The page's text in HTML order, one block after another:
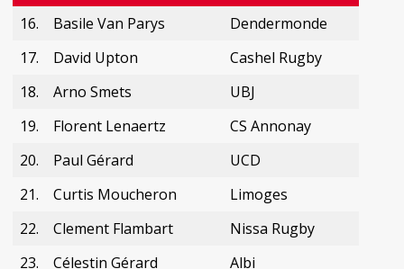
16.
Basile Van Parys
Dendermonde
17.
David Upton
Cashel Rugby
18.
Arno Smets
UBJ
19.
Florent Lenaertz
CS Annonay
20.
Paul Gérard
UCD
21.
Curtis Moucheron
Limoges
22.
Clement Flambart
Nissa Rugby
23.
Célestin Gérard Albi